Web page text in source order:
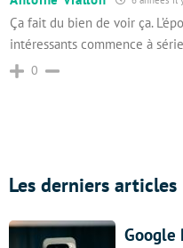
Ça fait du bien de voir ça.
intéressants commence à
0
Les derniers articles
Google